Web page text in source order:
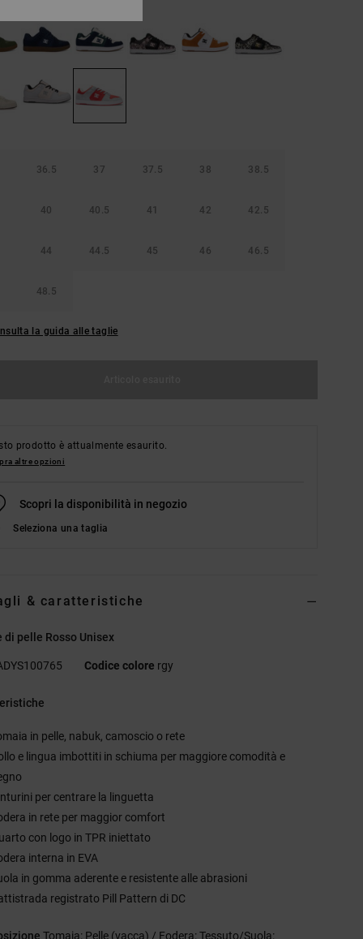
36.5 37 37.5 38 38.5
40 40.5 41 42 42.5
44 44.5 45 46 46.5
48.5
la guida alle taglie
prodotto è attualmente esaurito.
altre opzioni
Scopri la disponibilità in negozio
Seleziona una taglia
& caratteristiche
di pelle Rosso Unisex
Codice colore rgy
in pelle, nabuk, camoscio o rete
e lingua imbottiti in schiuma per maggiore comodità e
per centrare la linguetta
in rete per maggior comfort
con logo in TPR iniettato
interna in EVA
in gomma aderente e resistente alle abrasioni
registrato Pill Pattern di DC
Tomaia: Pelle (vacca) / Fodera: Tessuto/Suola: